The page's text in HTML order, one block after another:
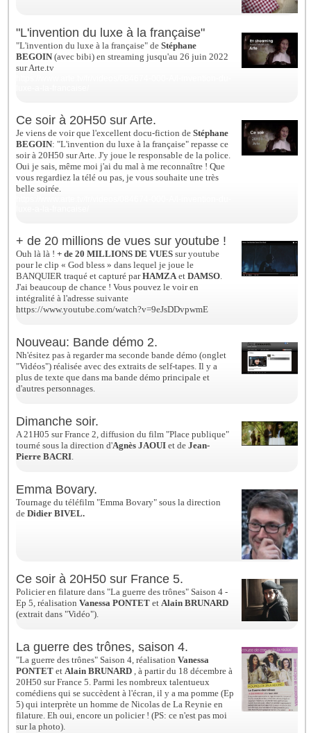
"L'invention du luxe à la française"
"L'invention du luxe à la française" deStéphane
BEGOIN(avec bibi) en streaming jusqu'au 26 juin 2022
sur Arte.tv
Ce soir à 20H50 sur Arte.
Je viens de voir que l'excellent docu-fiction deStéphane
BEGOIN: "L'invention du luxe à la française" repasse ce
soir à 20H50 sur Arte. J'y joue le responsable de la police.
Oui je sais, même moi j'ai du mal à me reconnaître ! Que
vous regardiez la télé ou pas, je vous souhaite une très
belle soirée.
+ de 20 millions de vues sur youtube !
Ouh là là !+ de 20 MILLIONS DE VUES sur youtube
pour le clip « God bless » dans lequel je joue le
BANQUIER traqué et capturé parHAMZA etDAMSO
J'ai beaucoup de chance ! Vous pouvez le voir en
intégralité à l'adresse suivante
https://www.youtube.com/watch?v=9eJsDDvpwmE
Nouveau: Bande démo 2.
Nh'ésitez pas à regarder ma seconde bande démo (onglet
"Vidéos") réalisée avec des extraits de self-tapes. Il y a
plus de texte que dans ma bande démo principale et
d'autres personnages.
Dimanche soir.
A 21H05 sur France 2, diffusion du film "Place publique"
tourné sous la direction d'Agnès JAOUI et deJean-
Pierre BACRI
Emma Bovary.
Tournage du téléfilm "Emma Bovary" sous la direction
deDidier BIVEL.
Ce soir à 20H50 sur France 5.
Policier en filature dans "La guerre des trônes" Saison 4 -
Ep 5, réalisationVanessa PONTET etAlain BRUNARD
(extrait dans "Vidéo").
La guerre des trônes, saison 4.
"La guerre des trônes" Saison 4, réalisationVanessa
PONTETetAlain BRUNARD, à partir du 18 décembre à
20H50 sur France 5. Parmi les nombreux talentueux
comédiens qui se succèdent à l'écran, il y a ma pomme (Ep
5) qui interprète un homme de Nicolas de La Reynie en
filature. Eh oui, encore un policier ! (PS: ce n'est pas moi
sur la photo).